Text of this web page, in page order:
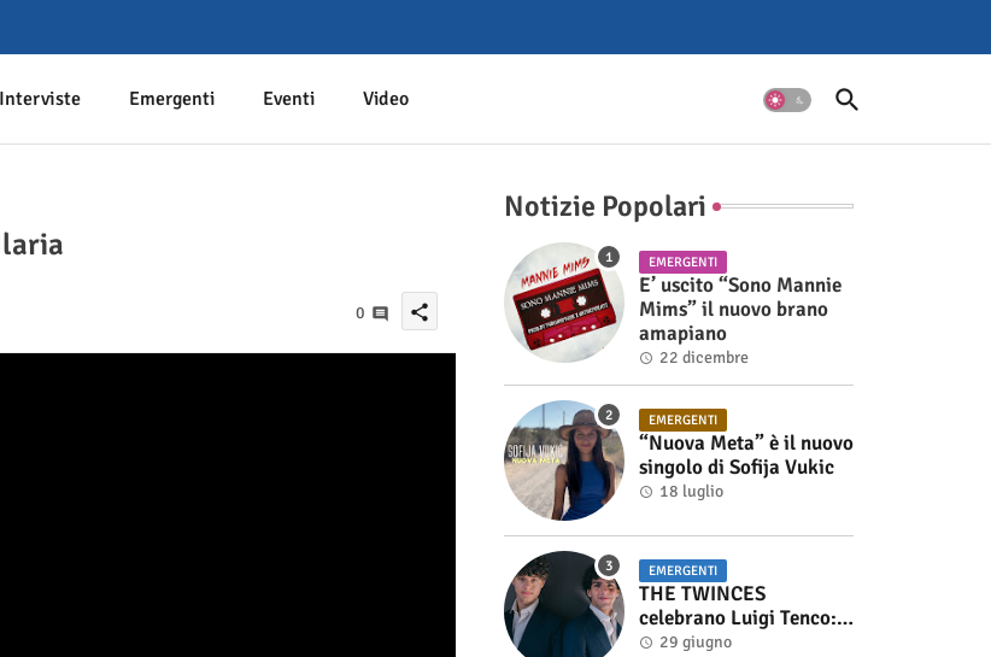
Interviste Emergenti Eventi Video
0 share
Notizie Popolari
EMERGENTI
E’ uscito “Sono Mannie
Mims” il nuovo brano
amapiano
22 dicembre
EMERGENTI
“Nuova Meta” è il nuovo
singolo di Sofija Vukic
18 luglio
EMERGENTI
THE TWINCES
celebrano Luigi Tenco:
fuori singolo e video di
29 giugno